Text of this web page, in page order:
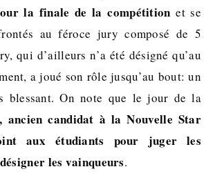
la finale de la compétition et se
au féroce jury composé de 5
qui d’ailleurs n’a été désigné qu’au
a joué son rôle jusqu’au bout: un
blessant. On note que le jour de la
ancien candidat à la Nouvelle Star
aux étudiants pour juger les
les vainqueurs.